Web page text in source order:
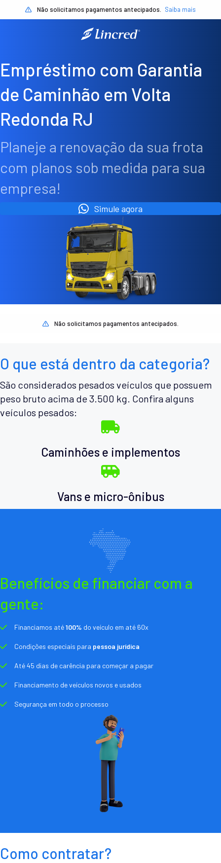
Não solicitamos pagamentos antecipados. Saiba mais
Empréstimo com Garantia
de Caminhão em Volta
Redonda RJ
Planeje a renovação da sua frota
com planos sob medida para sua
empresa!
Simule agora
Não solicitamos pagamentos antecipados.
O que está dentro da categoria?
São considerados pesados veículos que possuem
peso bruto acima de 3.500 kg. Confira alguns
veículos pesados:
Caminhões e implementos
Vans e micro-ônibus
Benefícios de financiar com a
gente:
Financiamos até100% do veículo em até 60x
Condições especiais para pessoa jurídica
Até 45 dias de carência para começar a pagar
Financiamento de veículos novos e usados
Segurança em todo o processo
Como contratar?